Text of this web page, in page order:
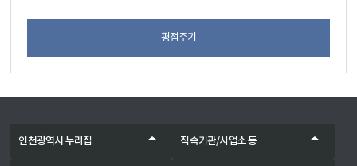
평점주기
인천광역시 누리집 직속기관/사업소 등